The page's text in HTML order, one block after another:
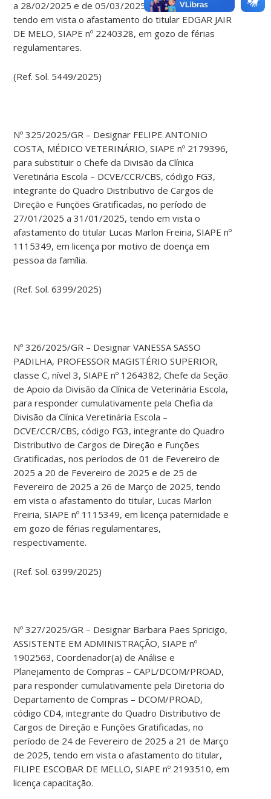
a 28/02/2025 e de 05/03/2025 a 05/03/2025,
tendo em vista o afastamento do titular EDGAR JAIR
DE MELO, SIAPE nº 2240328, em gozo de férias
regulamentares.
(Ref. Sol. 5449/2025)
Nº 325/2025/GR – Designar FELIPE ANTONIO
COSTA, MÉDICO VETERINÁRIO, SIAPE nº 2179396,
para substituir o Chefe da Divisão da Clínica
Veretinária Escola – DCVE/CCR/CBS, código FG3,
integrante do Quadro Distributivo de Cargos de
Direção e Funções Gratificadas, no período de
27/01/2025 a 31/01/2025, tendo em vista o
afastamento do titular Lucas Marlon Freiria, SIAPE nº
1115349, em licença por motivo de doença em
pessoa da família.
(Ref. Sol. 6399/2025)
Nº 326/2025/GR – Designar VANESSA SASSO
PADILHA, PROFESSOR MAGISTÉRIO SUPERIOR,
classe C, nível 3, SIAPE nº 1264382, Chefe da Seção
de Apoio da Divisão da Clínica de Veterinária Escola,
para responder cumulativamente pela Chefia da
Divisão da Clínica Veretinária Escola –
DCVE/CCR/CBS, código FG3, integrante do Quadro
Distributivo de Cargos de Direção e Funções
Gratificadas, nos períodos de 01 de Fevereiro de
2025 a 20 de Fevereiro de 2025 e de 25 de
Fevereiro de 2025 a 26 de Março de 2025, tendo
em vista o afastamento do titular, Lucas Marlon
Freiria, SIAPE nº 1115349, em licença paternidade e
em gozo de férias regulamentares,
respectivamente.
(Ref. Sol. 6399/2025)
Nº 327/2025/GR – Designar Barbara Paes Spricigo,
ASSISTENTE EM ADMINISTRAÇÃO, SIAPE nº
1902563, Coordenador(a) de Análise e
Planejamento de Compras – CAPL/DCOM/PROAD,
para responder cumulativamente pela Diretoria do
Departamento de Compras – DCOM/PROAD,
código CD4, integrante do Quadro Distributivo de
Cargos de Direção e Funções Gratificadas, no
período de 24 de Fevereiro de 2025 a 21 de Março
de 2025, tendo em vista o afastamento do titular,
FILIPE ESCOBAR DE MELLO, SIAPE nº 2193510, em
licença capacitação.